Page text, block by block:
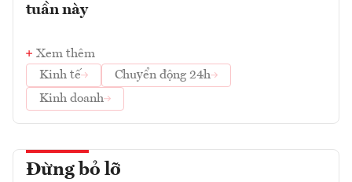
tuần này
Xem thêm
Kinh tế
Chuyển động 24h
Kinh doanh
Đừng bỏ lỡ